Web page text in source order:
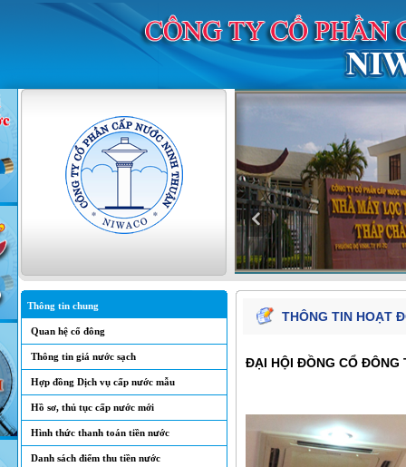
Thông tin chung
Quan hệ cổ đông
Thông tin giá nước sạch
Hợp đồng Dịch vụ cấp nước mẫu
Hồ sơ, thủ tục cấp nước mới
Hình thức thanh toán tiền nước
Danh sách điểm thu tiền nước
THÔNG TIN HOẠT
ĐẠI HỘI ĐỒNG CỔ ĐÔNG